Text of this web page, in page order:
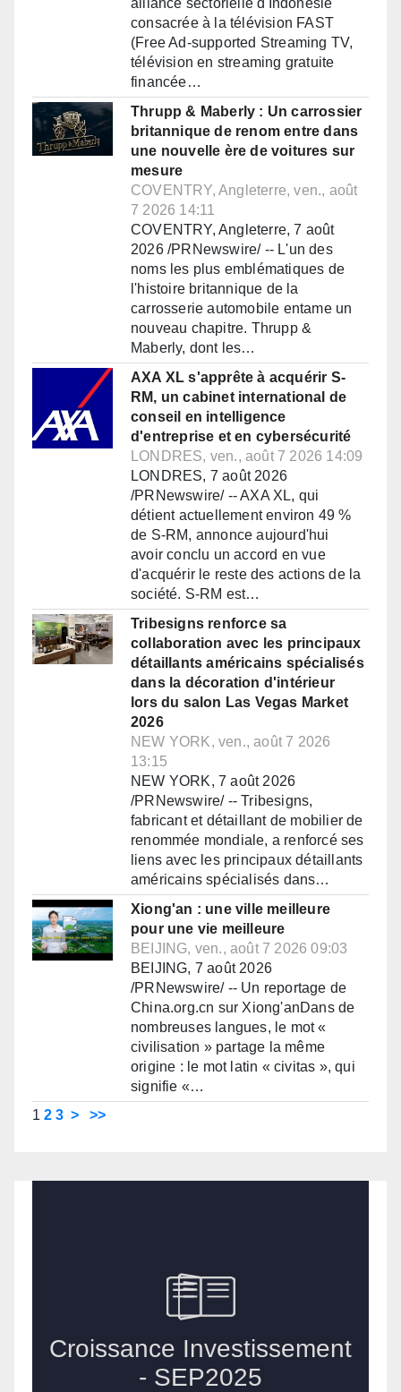
alliance sectorielle d'Indonésie
consacrée à la télévision FAST
(Free Ad-supported Streaming TV,
télévision en streaming gratuite
financée…
Thrupp & Maberly : Un carrossier
britannique de renom entre dans
une nouvelle ère de voitures sur
mesure
COVENTRY, Angleterre, ven., août
7 2026 14:11
COVENTRY, Angleterre, 7 août
2026 /PRNewswire/ -- L'un des
noms les plus emblématiques de
l'histoire britannique de la
carrosserie automobile entame un
nouveau chapitre. Thrupp &
Maberly, dont les…
AXA XL s'apprête à acquérir S-
RM, un cabinet international de
conseil en intelligence
d'entreprise et en cybersécurité
LONDRES, ven., août 7 2026 14:09
LONDRES, 7 août 2026
/PRNewswire/ -- AXA XL, qui
détient actuellement environ 49 %
de S-RM, annonce aujourd'hui
avoir conclu un accord en vue
d'acquérir le reste des actions de la
société. S-RM est…
Tribesigns renforce sa
collaboration avec les principaux
détaillants américains spécialisés
dans la décoration d'intérieur
lors du salon Las Vegas Market
2026
NEW YORK, ven., août 7 2026
13:15
NEW YORK, 7 août 2026
/PRNewswire/ -- Tribesigns,
fabricant et détaillant de mobilier de
renommée mondiale, a renforcé ses
liens avec les principaux détaillants
américains spécialisés dans…
Xiong'an : une ville meilleure
pour une vie meilleure
BEIJING, ven., août 7 2026 09:03
BEIJING, 7 août 2026
/PRNewswire/ -- Un reportage de
China.org.cn sur Xiong'anDans de
nombreuses langues, le mot «
civilisation » partage la même
origine : le mot latin « civitas », qui
signifie «…
1 2 3 > >>